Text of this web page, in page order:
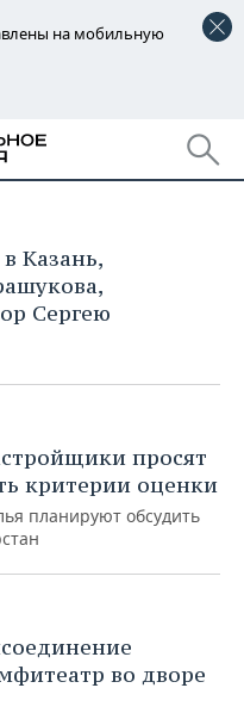
на мобильную
Казань,
Сергею
просят
критерии оценки
планируют обсудить
во дворе